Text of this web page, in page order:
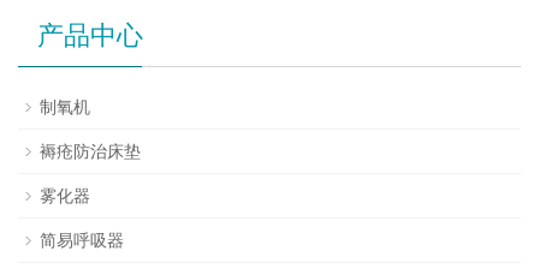
产品中心
制氧机
褥疮防治床垫
雾化器
简易呼吸器